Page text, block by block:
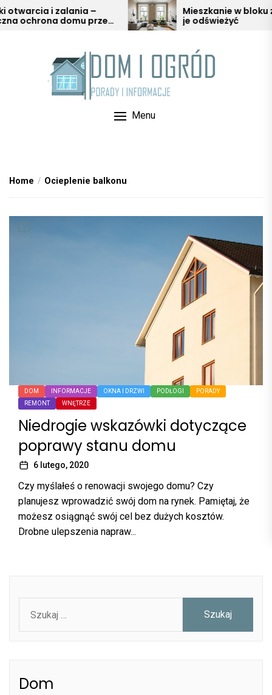
Skip
to
i zalania –
domu przed
Mieszkanie w bloku z duszą
je odświeżyć
Menu
Home Ocieplenie balkonu
DOM INFORMACJE OKNA I DRZWI PODŁOGI
PORADY
REMONT
WNĘTRZE
Niedrogie wskazówki dotyczące
poprawy stanu domu
6 lutego, 2020
Czy myślałeś o renowacji swojego domu? Czy
planujesz wprowadzić swój dom na rynek. Pamiętaj, że
możesz osiągnąć swój cel bez dużych kosztów.
Drobne ulepszenia napraw...
Dom